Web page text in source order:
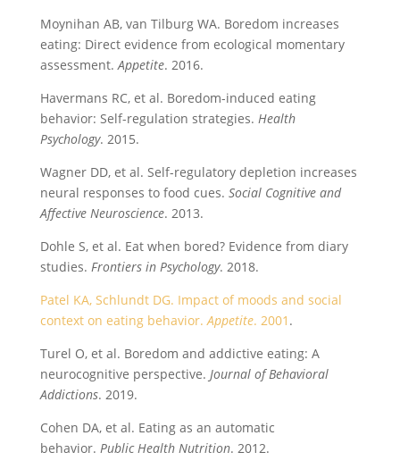
Moynihan AB, van Tilburg WA. Boredom increases
eating: Direct evidence from ecological momentary
assessment. Appetite. 2016.
Havermans RC, et al. Boredom-induced eating
behavior: Self-regulation strategies. Health
Psychology. 2015.
Wagner DD, et al. Self-regulatory depletion increases
neural responses to food cues. Social Cognitive and
Affective Neuroscience. 2013.
Dohle S, et al. Eat when bored? Evidence from diary
studies. Frontiers in Psychology. 2018.
Patel KA, Schlundt DG. Impact of moods and social
context on eating behavior. Appetite. 2001 .
Turel O, et al. Boredom and addictive eating: A
neurocognitive perspective. Journal of Behavioral
Addictions. 2019.
Cohen DA, et al. Eating as an automatic
behavior. Public Health Nutrition. 2012.